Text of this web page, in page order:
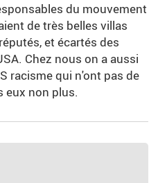
du mouvement
de très belles villas
et écartés des
Chez nous on a aussi
racisme qui n'ont pas de
eux non plus.